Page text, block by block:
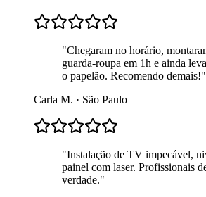
"Chegaram no horário,
guarda-roupa em 1h e ainda
o papelão. Recomendo demais!"
Carla M. · São Paulo
"Instalação de TV impecável,
painel com laser. Profissionais
verdade."